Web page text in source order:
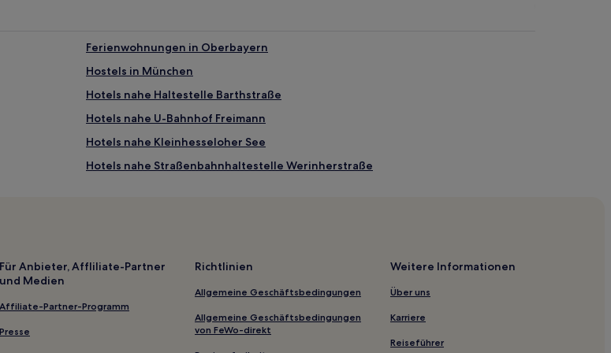
Ferienwohnungen in Oberbayern
Hostels in München
Hotels nahe Haltestelle Barthstraße
Hotels nahe U-Bahnhof Freimann
Hotels nahe Kleinhesseloher See
Hotels nahe Straßenbahnhaltestelle Werinherstraße
Hotels nahe Alpines Museum
Hotels nahe S-Bahn-Station Karlsplatz
Hotels nahe Straßenbahnhaltestelle Gartenstraße
Für Anbieter, Affliliate-Partner
und Medien
Affiliate-Partner-Programm
Presse
Richtlinien
Allgemeine Geschäftsbedingungen
Allgemeine Geschäftsbedingungen
von FeWo-direkt
Weitere Informationen
Über uns
Karriere
Reiseführer